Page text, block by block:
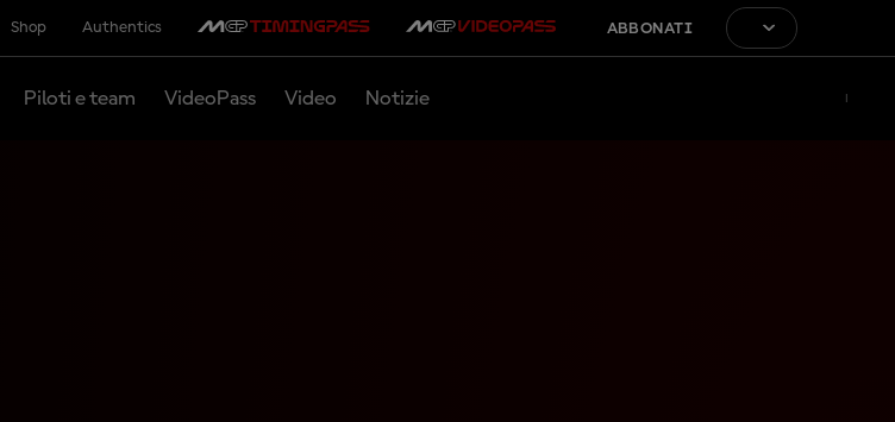
Shop Authentics ABBONATI
Piloti e team VideoPass Video Notizie